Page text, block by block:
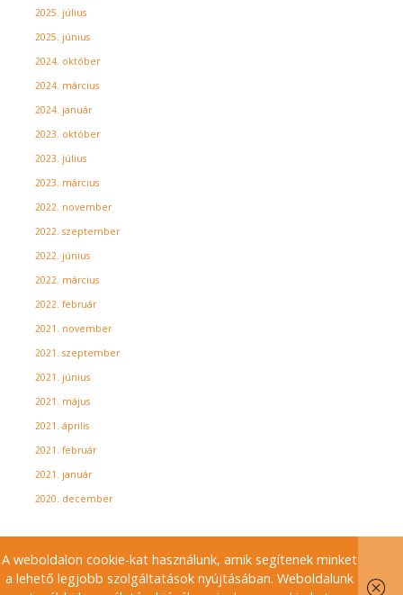
2025. július
2025. június
2024. október
2024. március
2024. január
2023. október
2023. július
2023. március
2022. november
2022. szeptember
2022. június
2022. március
2022. február
2021. november
2021. szeptember
2021. június
2021. május
2021. április
2021. február
2021. január
2020. december
A weboldalon cookie-kat használunk, amik segítenek minket
a lehető legjobb szolgáltatások nyújtásában. Weboldalunk